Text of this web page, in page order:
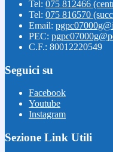
Tel: 075 812466
Tel: 075 816570
Email:
PEC:
C.F.: 80012220549
Seguici su
Facebook
Youtube
Instagram
Sezione Link Utili